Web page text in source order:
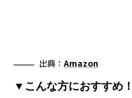
出典： Amazon
▼こんな方におすすめ！